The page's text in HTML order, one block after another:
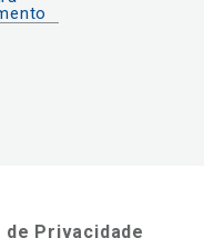
Privacidade